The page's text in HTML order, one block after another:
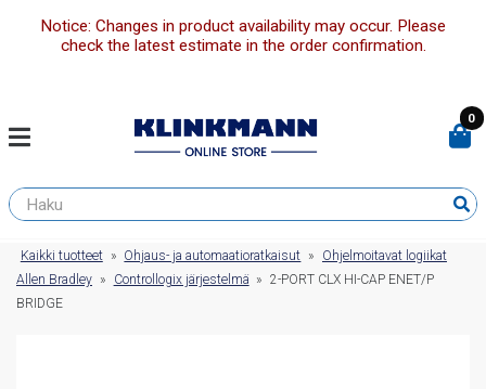
Notice: Changes in product availability may occur. Please
check the latest estimate in the order confirmation.
0
Kaikki tuotteet » Ohjaus- ja automaatioratkaisut »
Ohjelmoitavat logiikat
Allen Bradley » Controllogix järjestelmä » 2-PORT CLX HI-CAP ENET/P
BRIDGE